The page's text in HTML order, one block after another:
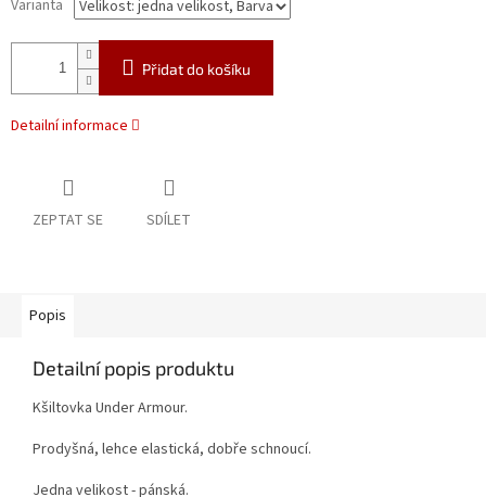
Varianta
Přidat do košíku
Detailní informace
ZEPTAT SE SDÍLET
Popis
Detailní popis produktu
Kšiltovka Under Armour.
Prodyšná, lehce elastická, dobře schnoucí.
Jedna velikost - pánská.